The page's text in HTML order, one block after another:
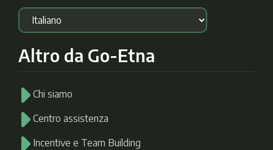
Altro da Go-Etna
Chi siamo
Centro assistenza
Incentive e Team Building